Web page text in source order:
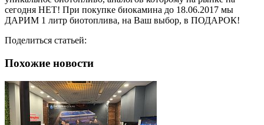
сегодня НЕТ! При покупке биокамина до 18.06.2017 мы
ДАРИМ 1 литр биотоплива, на Ваш выбор, в ПОДАРОК!
Поделиться статьей:
Похожие новости